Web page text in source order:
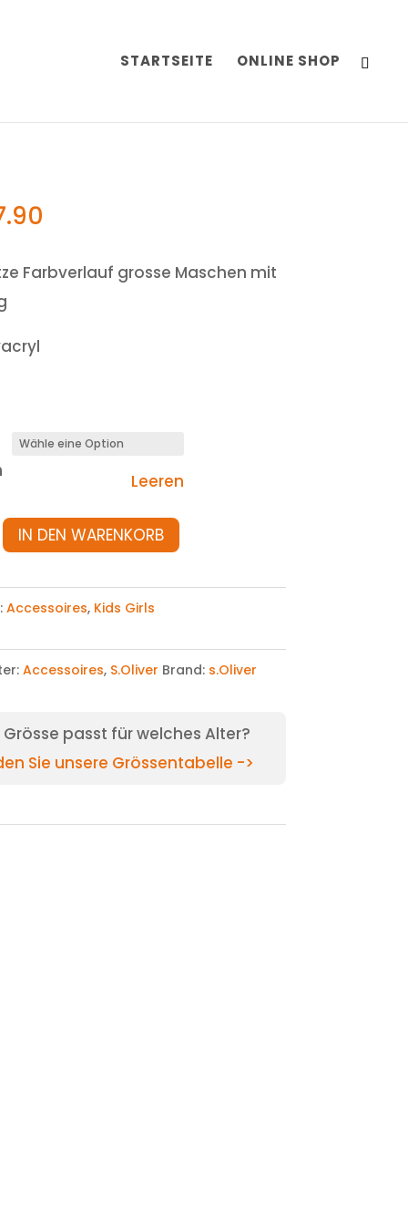
STARTSEITE ONLINE SHOP
Farbverlauf grosse Maschen mit
Leeren
IN DEN WARENKORB
Accessoires, Kids Girls
Accessoires, S.Oliver Brand: s.Oliver
passt für welches Alter?
Sie unsere Grössentabelle ->